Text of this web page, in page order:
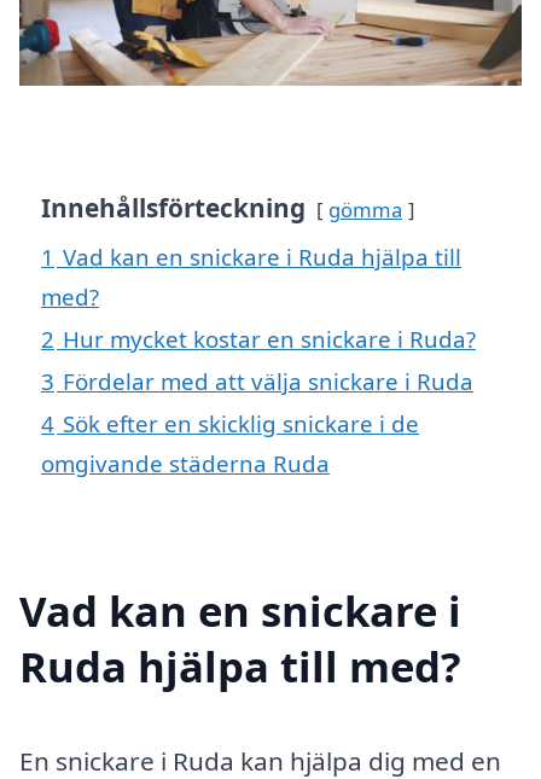
Innehållsförteckning gömma
1 Vad kan en snickare i Ruda hjälpa till
med?
2 Hur mycket kostar en snickare i Ruda?
3 Fördelar med att välja snickare i Ruda
4 Sök efter en skicklig snickare i de
omgivande städerna Ruda
Vad kan en snickare i
Ruda hjälpa till med?
En snickare i Ruda kan hjälpa dig med en